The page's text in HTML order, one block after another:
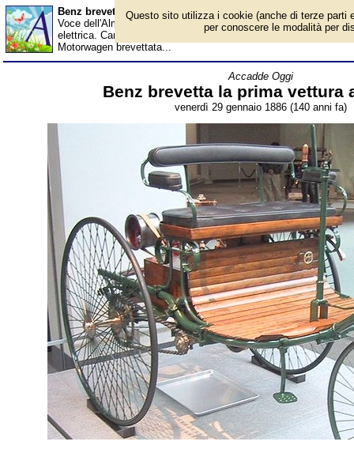
Benz brevetta la prima vettura a motore - Almanacco
Voce dell'Almanacco del 29 gennaio, per la rubrica 'Accadde
elettrica. Carburatore. Due posti a sedere e niente pedali.
Motorwagen brevettata...
Accadde Oggi
Benz brevetta la prima vettura
venerdì 29 gennaio 1886 (140 anni fa)
Questo sito utilizza i cookie (anche di terze parti
per conoscere le modalità per